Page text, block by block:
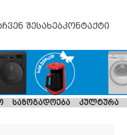
ჩვენ შესახებკონტაქტი
საზოგადოება კულტურა